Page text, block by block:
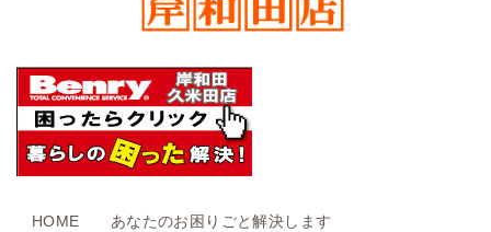
HOME
あなたのお困りごと解決します